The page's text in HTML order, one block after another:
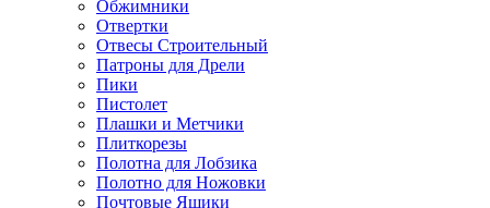
Обжимники
Отвертки
Отвесы Строительный
Патроны для Дрели
Пики
Пистолет
Плашки и Метчики
Плиткорезы
Полотна для Лобзика
Полотно для Ножовки
Почтовые Ящики